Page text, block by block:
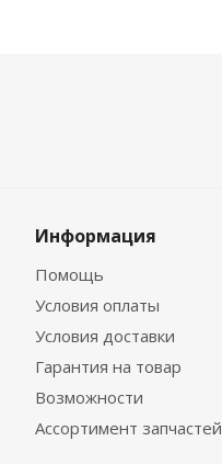
Информация
Помощь
Условия оплаты
Условия доставки
Гарантия на товар
Возможности
Ассортимент запчастей